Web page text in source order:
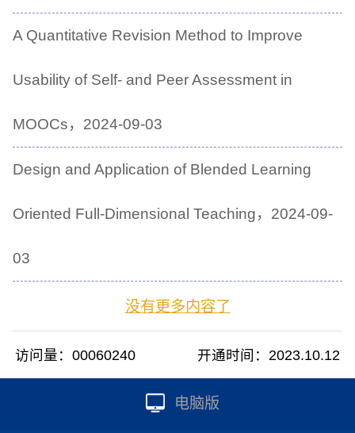
A Quantitative Revision Method to Improve
Usability of Self- and Peer Assessment in
MOOCs，2024-09-03
Design and Application of Blended Learning
Oriented Full-Dimensional Teaching，2024-09-
03
没有更多内容了
访问量：00060240 开通时间： 2023.10.12
电脑版